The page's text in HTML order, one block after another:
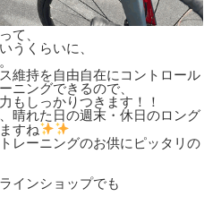
て、
うくらいに、
維持を自由自在にコントロール
ニングできるので、
もしっかりつきます！！
晴れた日の週末・休日のロング
すね
レーニングのお供にピッタリの
インショップでも